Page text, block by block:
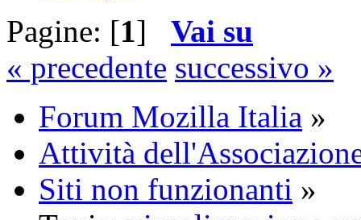
Pagine: [1] Vai su
« precedente successivo »
Forum Mozilla Italia »
Attività
Siti non funzionanti »